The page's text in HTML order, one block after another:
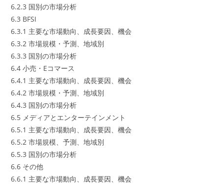
6.2.3 国別の市場分析
6.3 BFSI
6.3.1 主要な市場動向、成長要因、機会
6.3.2 市場規模・予測、地域別
6.3.3 国別の市場分析
6.4 小売・Eコマース
6.4.1 主要な市場動向、成長要因、機会
6.4.2 市場規模・予測、地域別
6.4.3 国別の市場分析
6.5 メディアとエンターテインメント
6.5.1 主要な市場動向、成長要因、機会
6.5.2 市場規模、予測、地域別
6.5.3 国別の市場分析
6.6 その他
6.6.1 主要な市場動向、成長要因、機会